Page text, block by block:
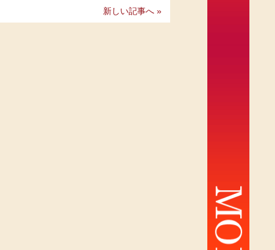
新しい記事へ »